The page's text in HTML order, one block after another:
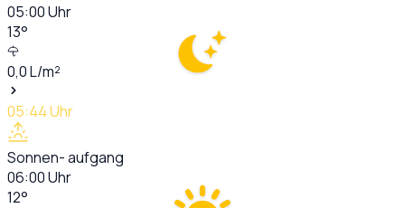
05:00Uhr
13°
0,0L/m²
05:44Uhr
Sonnen- aufgang
06:00Uhr
12°